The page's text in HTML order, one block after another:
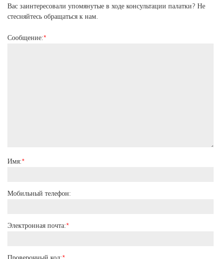
Вас заинтересовали упомянутые в ходе консультации палатки? Не
стесняйтесь обращаться к нам.
Сообщение:*
Имя:*
Мобильный телефон:
Электронная почта:*